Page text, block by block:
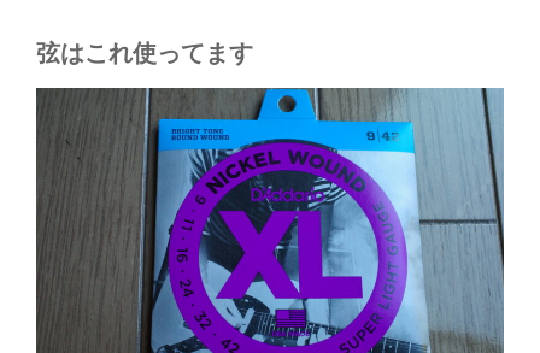
弦はこれ使ってます